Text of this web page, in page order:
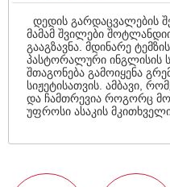
დედის გარდაცვალების
მამამ შვილები
გააგზავნა. მდინარე
პასტორალური ინგლისის
შთაგონება გამოიყენა
სიჟეტისათვის. ამბავი,
და ჩამთრევია როგორც
უფროსი ასაკის